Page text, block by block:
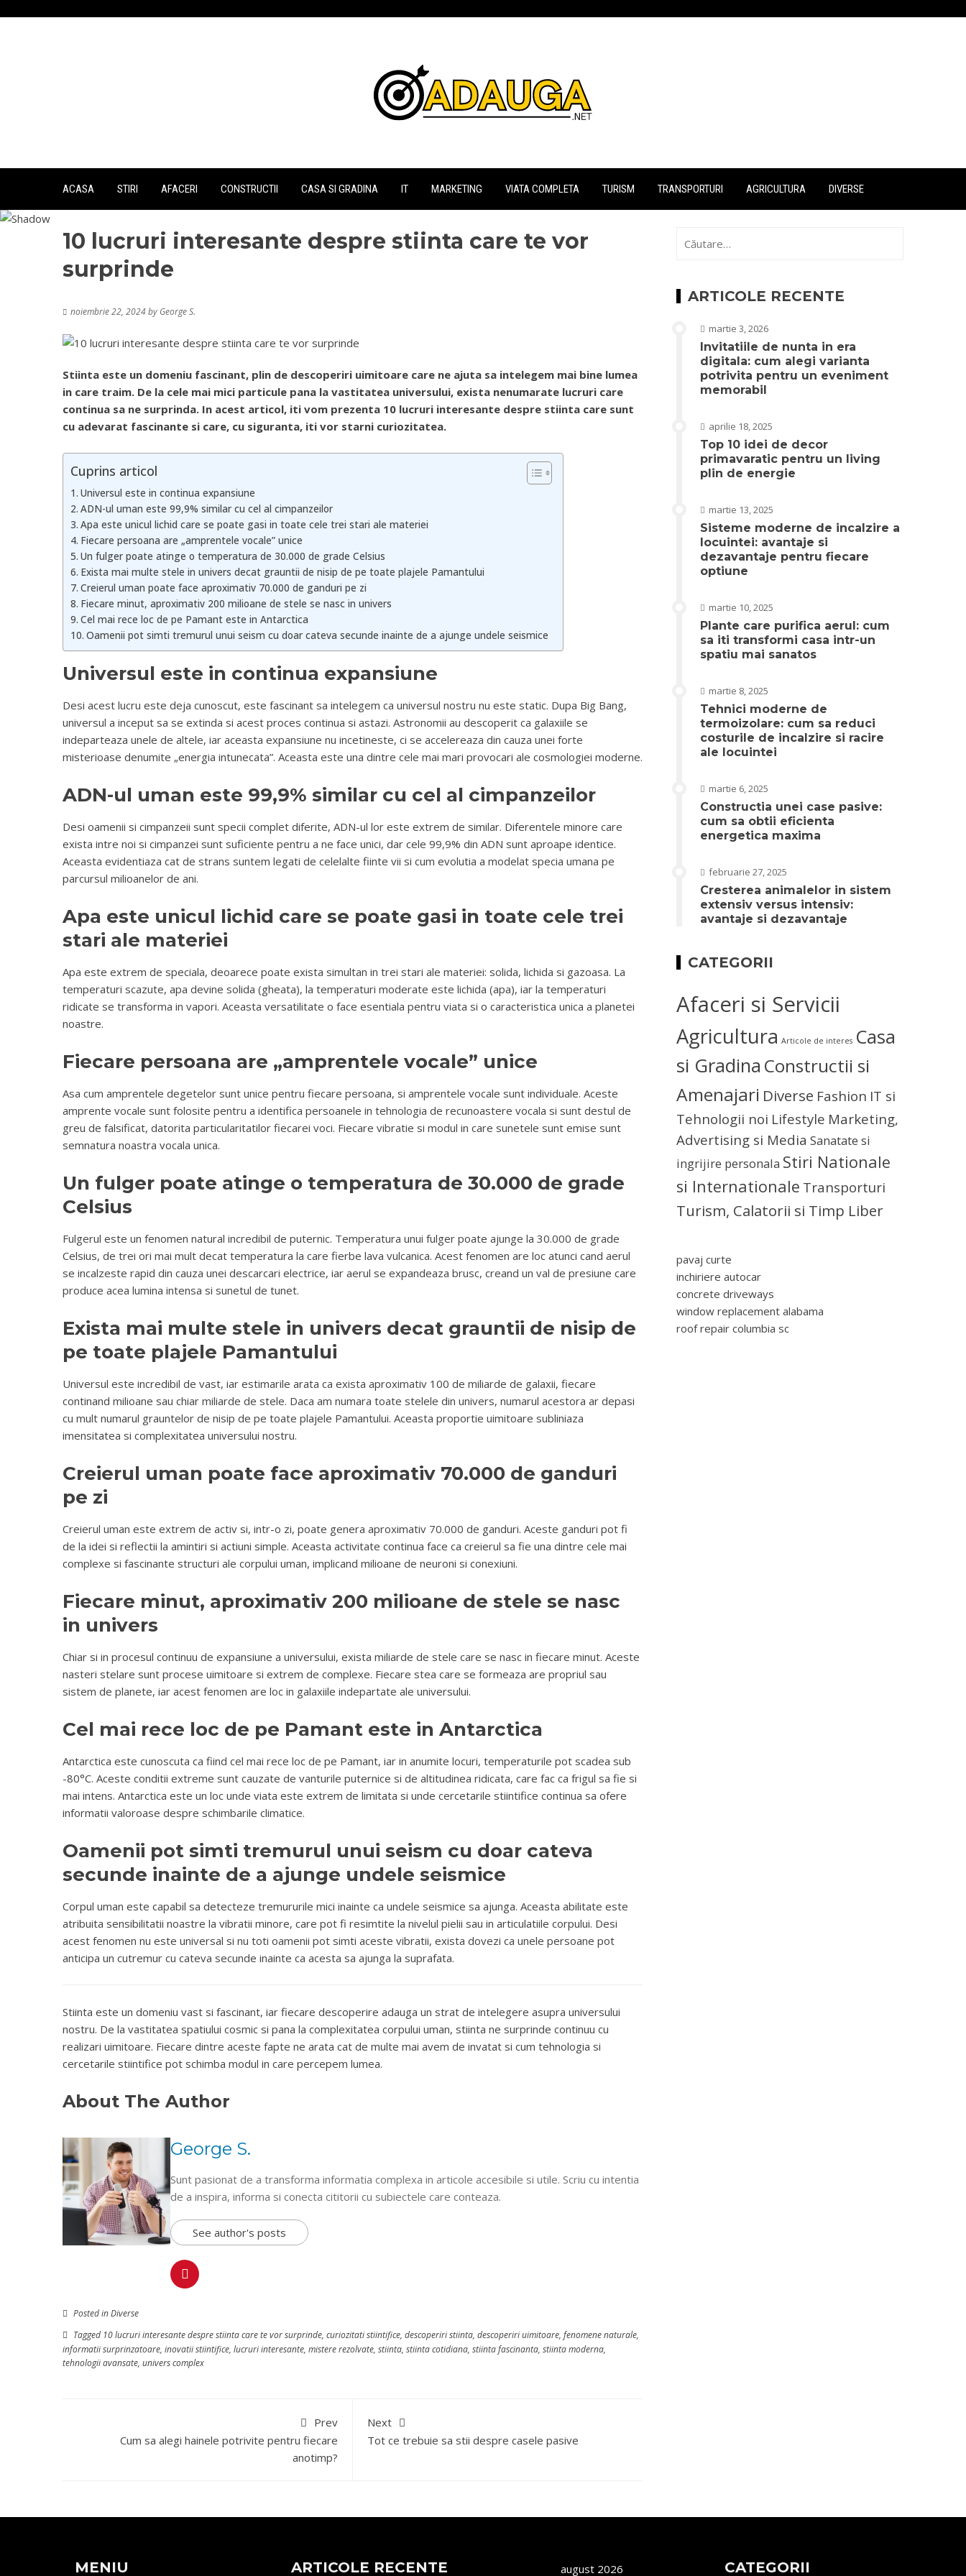
ACASA STIRI AFACERI CONSTRUCTII CASA SI GRADINA IT MARKETING VIATA COMPLETA TURISM TRANSPORTURI AGRICULTURA DIVERSE
10 lucruri interesante despre stiinta care te vor
surprinde
noiembrie 22, 2024by George S.
Stiinta este un domeniu fascinant, plin de descoperiri uimitoare care ne ajuta sa intelegem mai bine lumea
in care traim. De la cele mai mici particule pana la vastitatea universului, exista nenumarate lucruri care
continua sa ne surprinda. In acest articol, iti vom prezenta 10 lucruri interesante despre stiinta care sunt
cu adevarat fascinante si care, cu siguranta, iti vor starni curiozitatea.
Cuprins articol
Universul este in continua expansiune
ADN-ul uman este 99,9% similar cu cel al cimpanzeilor
Apa este unicul lichid care se poate gasi in toate cele trei stari ale materiei
Fiecare persoana are „amprentele vocale” unice
Un fulger poate atinge o temperatura de 30.000 de grade Celsius
Exista mai multe stele in univers decat grauntii de nisip de pe toate plajele Pamantului
Creierul uman poate face aproximativ 70.000 de ganduri pe zi
Fiecare minut, aproximativ 200 milioane de stele se nasc in univers
Cel mai rece loc de pe Pamant este in Antarctica
Oamenii pot simti tremurul unui seism cu doar cateva secunde inainte de a ajunge undele seismice
Universul este in continua expansiune
Desi acest lucru este deja cunoscut, este fascinant sa intelegem ca universul nostru nu este static. Dupa Big Bang,
universul a inceput sa se extinda si acest proces continua si astazi. Astronomii au descoperit ca galaxiile se
indeparteaza unele de altele, iar aceasta expansiune nu incetineste, ci se accelereaza din cauza unei forte
misterioase denumite „energia intunecata”. Aceasta este una dintre cele mai mari provocari ale cosmologiei moderne.
ADN-ul uman este 99,9% similar cu cel al cimpanzeilor
Desi oamenii si cimpanzeii sunt specii complet diferite, ADN-ul lor este extrem de similar. Diferentele minore care
exista intre noi si cimpanzei sunt suficiente pentru a ne face unici, dar cele 99,9% din ADN sunt aproape identice.
Aceasta evidentiaza cat de strans suntem legati de celelalte fiinte vii si cum evolutia a modelat specia umana pe
parcursul milioanelor de ani.
Apa este unicul lichid care se poate gasi in toate cele trei
stari ale materiei
Apa este extrem de speciala, deoarece poate exista simultan in trei stari ale materiei: solida, lichida si gazoasa. La
temperaturi scazute, apa devine solida (gheata), la temperaturi moderate este lichida (apa), iar la temperaturi
ridicate se transforma in vapori. Aceasta versatilitate o face esentiala pentru viata si o caracteristica unica a planetei
noastre.
Fiecare persoana are „amprentele vocale” unice
Asa cum amprentele degetelor sunt unice pentru fiecare persoana, si amprentele vocale sunt individuale. Aceste
amprente vocale sunt folosite pentru a identifica persoanele in tehnologia de recunoastere vocala si sunt destul de
greu de falsificat, datorita particularitatilor fiecarei voci. Fiecare vibratie si modul in care sunetele sunt emise sunt
semnatura noastra vocala unica.
Un fulger poate atinge o temperatura de 30.000 de grade
Celsius
Fulgerul este un fenomen natural incredibil de puternic. Temperatura unui fulger poate ajunge la 30.000 de grade
Celsius, de trei ori mai mult decat temperatura la care fierbe lava vulcanica. Acest fenomen are loc atunci cand aerul
se incalzeste rapid din cauza unei descarcari electrice, iar aerul se expandeaza brusc, creand un val de presiune care
produce acea lumina intensa si sunetul de tunet.
Exista mai multe stele in univers decat grauntii de nisip de
pe toate plajele Pamantului
Universul este incredibil de vast, iar estimarile arata ca exista aproximativ 100 de miliarde de galaxii, fiecare
continand milioane sau chiar miliarde de stele. Daca am numara toate stelele din univers, numarul acestora ar depasi
cu mult numarul grauntelor de nisip de pe toate plajele Pamantului. Aceasta proportie uimitoare subliniaza
imensitatea si complexitatea universului nostru.
Creierul uman poate face aproximativ 70.000 de ganduri
pe zi
Creierul uman este extrem de activ si, intr-o zi, poate genera aproximativ 70.000 de ganduri. Aceste ganduri pot fi
de la idei si reflectii la amintiri si actiuni simple. Aceasta activitate continua face ca creierul sa fie una dintre cele mai
complexe si fascinante structuri ale corpului uman, implicand milioane de neuroni si conexiuni.
Fiecare minut, aproximativ 200 milioane de stele se nasc
in univers
Chiar si in procesul continuu de expansiune a universului, exista miliarde de stele care se nasc in fiecare minut. Aceste
nasteri stelare sunt procese uimitoare si extrem de complexe. Fiecare stea care se formeaza are propriul sau
sistem de planete, iar acest fenomen are loc in galaxiile indepartate ale universului.
Cel mai rece loc de pe Pamant este in Antarctica
Antarctica este cunoscuta ca fiind cel mai rece loc de pe Pamant, iar in anumite locuri, temperaturile pot scadea sub
-80°C. Aceste conditii extreme sunt cauzate de vanturile puternice si de altitudinea ridicata, care fac ca frigul sa fie si
mai intens. Antarctica este un loc unde viata este extrem de limitata si unde cercetarile stiintifice continua sa ofere
informatii valoroase despre schimbarile climatice.
Oamenii pot simti tremurul unui seism cu doar cateva
secunde inainte de a ajunge undele seismice
Corpul uman este capabil sa detecteze tremururile mici inainte ca undele seismice sa ajunga. Aceasta abilitate este
atribuita sensibilitatii noastre la vibratii minore, care pot fi resimtite la nivelul pielii sau in articulatiile corpului. Desi
acest fenomen nu este universal si nu toti oamenii pot simti aceste vibratii, exista dovezi ca unele persoane pot
anticipa un cutremur cu cateva secunde inainte ca acesta sa ajunga la suprafata.
Stiinta este un domeniu vast si fascinant, iar fiecare descoperire adauga un strat de intelegere asupra universului
nostru. De la vastitatea spatiului cosmic si pana la complexitatea corpului uman, stiinta ne surprinde continuu cu
realizari uimitoare. Fiecare dintre aceste fapte ne arata cat de multe mai avem de invatat si cum tehnologia si
cercetarile stiintifice pot schimba modul in care percepem lumea.
About The Author
George S.
Sunt pasionat de a transforma informatia complexa in articole accesibile si utile. Scriu cu intentia
de a inspira, informa si conecta cititorii cu subiectele care conteaza.
See author's posts
Posted inDiverse
Tagged 10 lucruri interesante despre stiinta care te vor surprinde, curiozitati stiintifice, descoperiri stiinta, descoperiri uimitoare, fenomene naturale,
informatii surprinzatoare, inovatii stiintifice, lucruri interesante, mistere rezolvate, stiinta, stiinta cotidiana, stiinta fascinanta, stiinta moderna,
tehnologii avansate, univers complex
Prev
Cum sa alegi hainele potrivite pentru fiecare
anotimp?
Next
Tot ce trebuie sa stii despre casele pasive
după:
ARTICOLE RECENTE
martie 3, 2026
Invitatiile de nunta in era
digitala: cum alegi varianta
potrivita pentru un eveniment
memorabil
aprilie 18, 2025
Top 10 idei de decor
primavaratic pentru un living
plin de energie
martie 13, 2025
Sisteme moderne de incalzire a
locuintei: avantaje si
dezavantaje pentru fiecare
optiune
martie 10, 2025
Plante care purifica aerul: cum
sa iti transformi casa intr-un
spatiu mai sanatos
martie 8, 2025
Tehnici moderne de
termoizolare: cum sa reduci
costurile de incalzire si racire
ale locuintei
martie 6, 2025
Constructia unei case pasive:
cum sa obtii eficienta
energetica maxima
februarie 27, 2025
Cresterea animalelor in sistem
extensiv versus intensiv:
avantaje si dezavantaje
CATEGORII
Afaceri si Servicii
Agricultura Articole de interes Casa
si Gradina Constructii si
Amenajari Diverse Fashion IT si
Tehnologii noi Lifestyle Marketing,
Advertising si Media Sanatate si
ingrijire personala Stiri Nationale
si Internationale Transporturi
Turism, Calatorii si Timp Liber
pavaj curte
inchiriere autocar
concrete driveways
window replacement alabama
roof repair columbia sc
MENIU ARTICOLE RECENTE august 2026 CATEGORII